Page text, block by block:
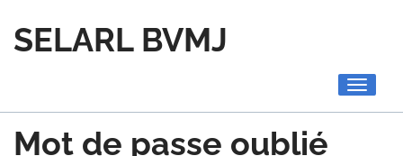
SELARL BVMJ
Toggle
Mot de passe oublié